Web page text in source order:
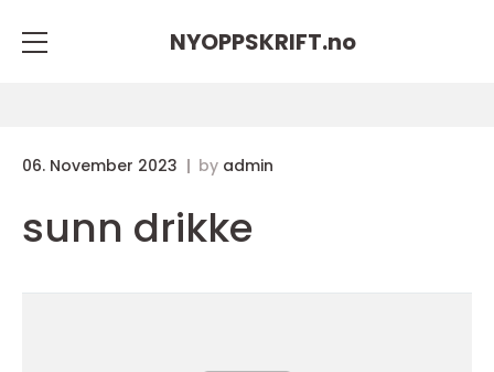
NYOPPSKRIFT.no
06. November 2023 by admin
sunn drikke